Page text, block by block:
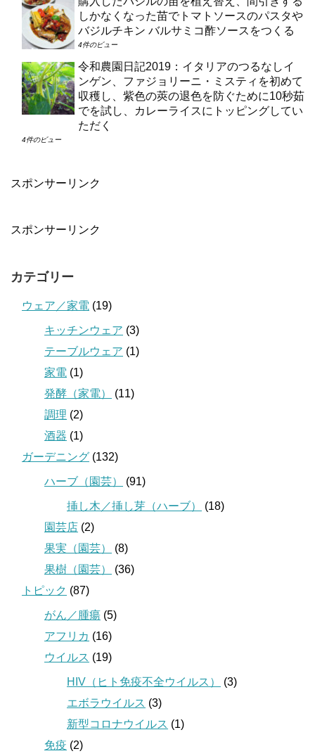
しかなくなった苗でトマトソースのパスタや
バジルチキン バルサミコ酢ソースをつくる
4件のビュー
令和農園日記2019：イタリアのつるなしイ
ンゲン、ファジョリーニ・ミスティを初めて
収穫し、紫色の莢の退色を防ぐために10秒茹
でを試し、カレーライスにトッピングしてい
ただく
4件のビュー
スポンサーリンク
スポンサーリンク
カテゴリー
ウェア／家電 (19)
キッチンウェア (3)
テーブルウェア (1)
家電 (1)
発酵（家電）
(11)
調理 (2)
酒器 (1)
ガーデニング (132)
ハーブ（園芸） (91)
挿し木／挿し芽（ハーブ）
(18)
園芸店 (2)
果実（園芸）
(8)
果樹（園芸）
(36)
トピック (87)
がん／腫瘍 (5)
アフリカ (16)
ウイルス (19)
HIV（ヒト免疫不全ウイルス）
(3)
エボラウイルス (3)
新型コロナウイルス (1)
免疫 (2)